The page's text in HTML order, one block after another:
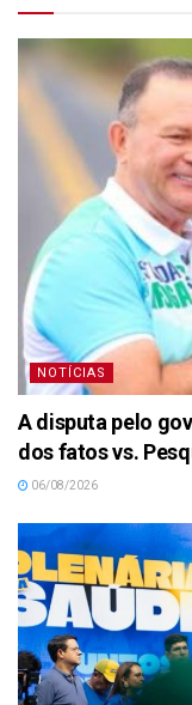
NOTÍCIAS
A disputa pelo
dos fatos vs.
06/08/2026